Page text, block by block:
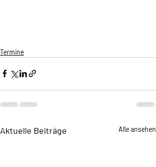
Termine
Aktuelle Beiträge Alle ansehen